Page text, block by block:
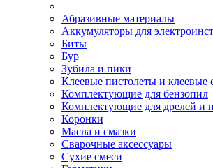
Абразивные материалы
Аккумуляторы для
Биты
Бур
Зубила и пики
Клеевые пистолеты и клеевые
Комплектующие для бензопил
Комплектующие для дрелей и
Коронки
Масла и смазки
Сварочные аксессуары
Сухие смеси